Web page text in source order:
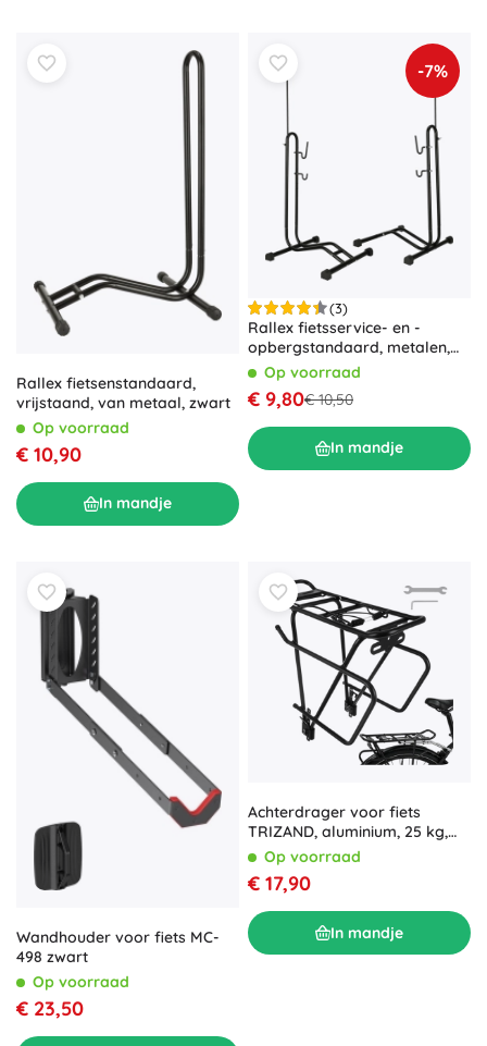
Rallex fietsenstandaard,
vrijstaand, van metaal, zwart
Op voorraad
€ 10,90
In mandje
-7%
(3)
Rallex fietsservice- en -
opbergstandaard, metalen,
vrijstaand, 16–27,5"
Op voorraad
€ 9,80€ 10,50
In mandje
Wandhouder voor fiets MC-
498 zwart
Op voorraad
€ 23,50
Achterdrager voor fiets
TRIZAND, aluminium, 25 kg,
voor fietsen 24–29”
Op voorraad
€ 17,90
In mandje